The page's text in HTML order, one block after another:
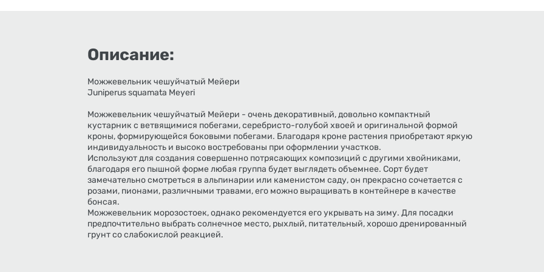
Описание:
Можжевельник чешуйчатый Мейери
Juniperus squamata Meyeri
Можжевельник чешуйчатый Мейери - очень декоративный, довольно компактный
кустарник с ветвящимися побегами, серебристо-голубой хвоей и оригинальной формой
кроны, формирующейся боковыми побегами. Благодаря кроне растения приобретают яркую
индивидуальность и высоко востребованы при оформлении участков.
Используют для создания совершенно потрясающих композиций с другими хвойниками,
благодаря его пышной форме любая группа будет выглядеть объемнее. Сорт будет
замечательно смотреться в альпинарии или каменистом саду, он прекрасно сочетается с
розами, пионами, различными травами, его можно выращивать в контейнере в качестве
бонсая.
Можжевельник морозостоек, однако рекомендуется его укрывать на зиму. Для посадки
предпочтительно выбрать солнечное место, рыхлый, питательный, хорошо дренированный
грунт со слабокислой реакцией.